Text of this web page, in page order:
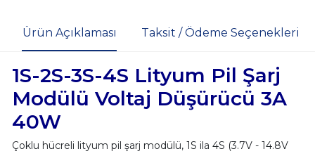
Ürün Açıklaması Taksit / Ödeme Seçenekleri
1S-2S-3S-4S Lityum Pil Şarj
Modülü Voltaj Düşürücü 3A
40W
Çoklu hücreli lityum pil şarj modülü, 1S ila 4S (3.7V - 14.8V